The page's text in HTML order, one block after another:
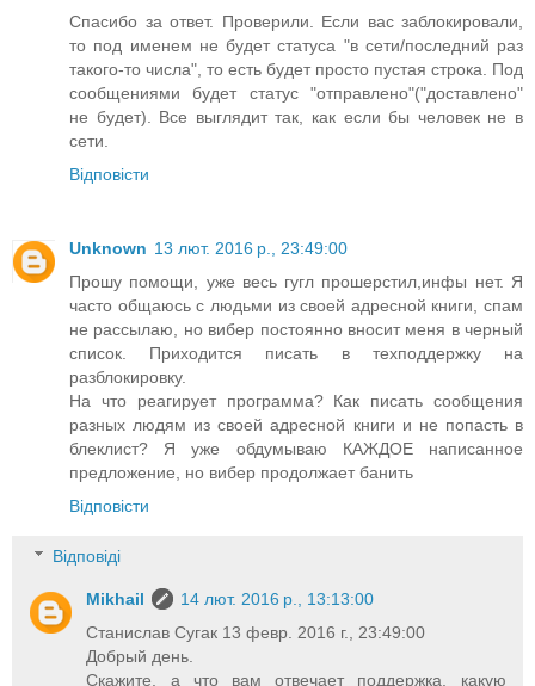
Спасибо за ответ. Проверили. Если вас заблокировали,
то под именем не будет статуса "в сети/последний раз
такого-то числа", то есть будет просто пустая строка. Под
сообщениями будет статус "отправлено"("доставлено"
не будет). Все выглядит так, как если бы человек не в
сети.
Відповісти
Unknown 13 лют. 2016 р., 23:49:00
Прошу помощи, уже весь гугл прошерстил,инфы нет. Я
часто общаюсь с людьми из своей адресной книги, спам
не рассылаю, но вибер постоянно вносит меня в черный
список. Приходится писать в техподдержку на
разблокировку.
На что реагирует программа? Как писать сообщения
разных людям из своей адресной книги и не попасть в
блеклист? Я уже обдумываю КАЖДОЕ написанное
предложение, но вибер продолжает банить
Відповісти
Відповіді
Mikhail
14 лют. 2016 р., 13:13:00
Станислав Сугак 13 февр. 2016 г., 23:49:00
Добрый день.
Скажите, а что вам отвечает поддержка, какую